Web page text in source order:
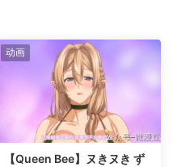
动画
【Queen Bee】ヌきヌき ず